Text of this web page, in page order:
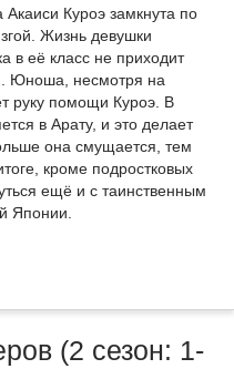
Куроэ замкнута по
Жизнь девушки
в её класс не приходит
Юноша, несмотря на
руку помощи Куроэ. В
в Арату, и это делает
она смущается, тем
кроме подростковых
ещё и с таинственным
Японии.
(2 сезон: 1-